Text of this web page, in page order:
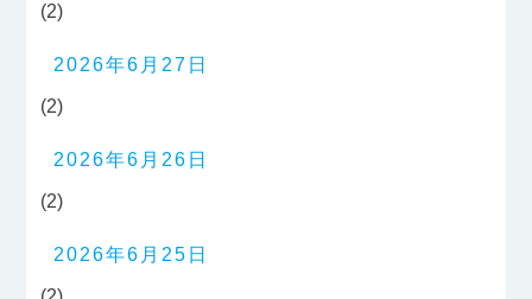
(2)
2026年6月27日
(2)
2026年6月26日
(2)
2026年6月25日